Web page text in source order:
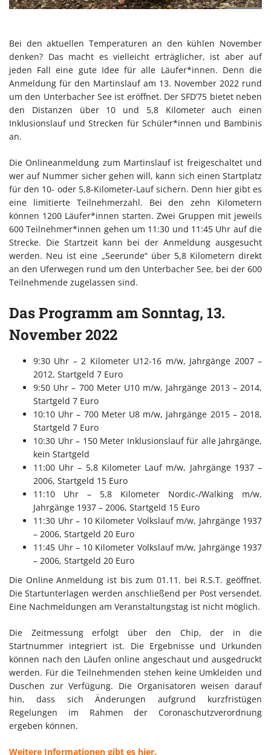
Bei den aktuellen Temperaturen an den kühlen November
denken? Das macht es vielleicht erträglicher, ist aber auf
jeden Fall eine gute Idee für alle Läufer*innen. Denn die
Anmeldung für den Martinslauf am 13. November 2022 rund
um den Unterbacher See ist eröffnet. Der SFD’75 bietet neben
den Distanzen über 10 und 5,8 Kilometer auch einen
Inklusionslauf und Strecken für Schüler*innen und Bambinis
an.
Die Onlineanmeldung zum Martinslauf ist freigeschaltet und
wer auf Nummer sicher gehen will, kann sich einen Startplatz
für den 10- oder 5,8-Kilometer-Lauf sichern. Denn hier gibt es
eine limitierte Teilnehmerzahl. Bei den zehn Kilometern
können 1200 Läufer*innen starten. Zwei Gruppen mit jeweils
600 Teilnehmer*innen gehen um 11:30 und 11:45 Uhr auf die
Strecke. Die Startzeit kann bei der Anmeldung ausgesucht
werden. Neu ist eine „Seerunde“ über 5,8 Kilometern direkt
an den Uferwegen rund um den Unterbacher See, bei der 600
Teilnehmende zugelassen sind.
Das Programm am Sonntag, 13.
November 2022
9:30 Uhr – 2 Kilometer U12-16 m/w, Jahrgänge 2007 –
2012, Startgeld 7 Euro
9:50 Uhr – 700 Meter U10 m/w, Jahrgänge 2013 – 2014,
Startgeld 7 Euro
10:10 Uhr – 700 Meter U8 m/w, Jahrgänge 2015 – 2018,
Startgeld 7 Euro
10:30 Uhr – 150 Meter Inklusionslauf für alle Jahrgänge,
kein Startgeld
11:00 Uhr – 5,8 Kilometer Lauf m/w, Jahrgänge 1937 –
2006, Startgeld 15 Euro
11:10 Uhr – 5,8 Kilometer Nordic-/Walking m/w,
Jahrgänge 1937 – 2006, Startgeld 15 Euro
11:30 Uhr – 10 Kilometer Volkslauf m/w, Jahrgänge 1937
– 2006, Startgeld 20 Euro
11:45 Uhr – 10 Kilometer Volkslauf m/w, Jahrgänge 1937
– 2006, Startgeld 20 Euro
Die Online Anmeldung ist bis zum 01.11. bei R.S.T. geöffnet.
Die Startunterlagen werden anschließend per Post versendet.
Eine Nachmeldungen am Veranstaltungstag ist nicht möglich.
Die Zeitmessung erfolgt über den Chip, der in die
Startnummer integriert ist. Die Ergebnisse und Urkunden
können nach den Läufen online angeschaut und ausgedruckt
werden. Für die Teilnehmenden stehen keine Umkleiden und
Duschen zur Verfügung. Die Organisatoren weisen darauf
hin, dass sich Änderungen aufgrund kurzfristügen
Regelungen im Rahmen der Coronaschutzverordnung
ergeben können.
Weitere Informationen gibt es hier.